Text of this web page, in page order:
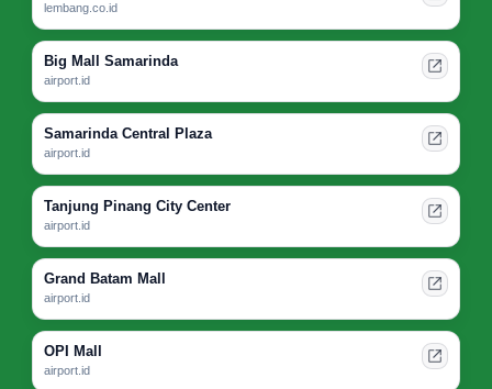
lembang.co.id
Big Mall Samarinda
airport.id
Samarinda Central Plaza
airport.id
Tanjung Pinang City Center
airport.id
Grand Batam Mall
airport.id
OPI Mall
airport.id